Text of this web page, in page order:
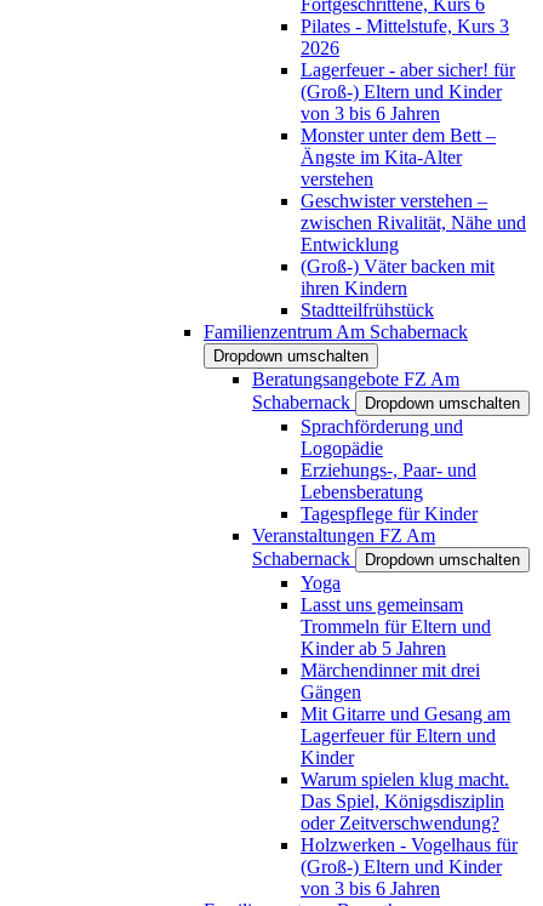
Pilates - Mittelstufe, Kurs 3
2026
Lagerfeuer - aber sicher! für
(Groß-) Eltern und Kinder
von 3 bis 6 Jahren
Monster unter dem Bett –
Ängste im Kita-Alter
verstehen
Geschwister verstehen –
zwischen Rivalität, Nähe und
Entwicklung
(Groß-) Väter backen mit
ihren Kindern
Stadtteilfrühstück
Familienzentrum Am Schabernack
Dropdown umschalten
Beratungsangebote FZ Am
Schabernack
Dropdown umschalten
Sprachförderung und
Logopädie
Erziehungs-, Paar- und
Lebensberatung
Tagespflege für Kinder
Veranstaltungen FZ Am
Schabernack
Dropdown umschalten
Yoga
Lasst uns gemeinsam
Trommeln für Eltern und
Kinder ab 5 Jahren
Märchendinner mit drei
Gängen
Mit Gitarre und Gesang am
Lagerfeuer für Eltern und
Kinder
Warum spielen klug macht.
Das Spiel, Königsdisziplin
oder Zeitverschwendung?
Holzwerken - Vogelhaus für
(Groß-) Eltern und Kinder
von 3 bis 6 Jahren